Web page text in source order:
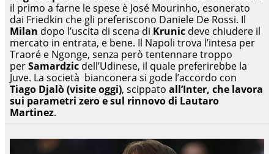
il primo a farne le spese è José Mourinho, esonerato
dai Friedkin che gli preferiscono Daniele De Rossi. Il
Milan dopo l’uscita di scena di Krunic deve chiudere il
mercato in entrata, e bene. Il Napoli trova l’intesa per
Traoré e Ngonge, senza però tentennare troppo
perSamardzic dell’Udinese, il quale preferirebbe la
Juve. La società bianconera si gode l’accordo con
Tiago Djalò (visite oggi), scippato all’Inter, che lavora
sui parametri zero e sul rinnovo di Lautaro
Martinez.